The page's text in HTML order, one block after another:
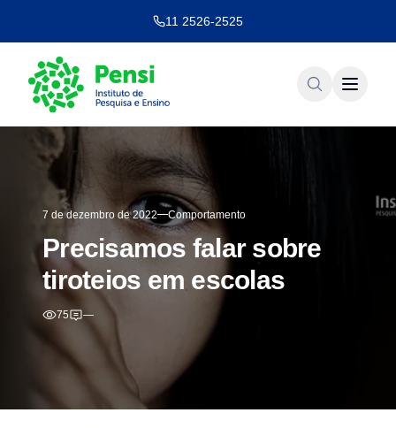
11 2526-2525
7 de dezembro de 2022 Comportamento
Precisamos falar sobre
tiroteios em escolas
75 —